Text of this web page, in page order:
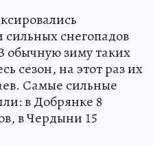
снегопадов
обычную зиму таких
сезон, на этот раз их
Самые сильные
в Добрянке 8
в Чердыни 15